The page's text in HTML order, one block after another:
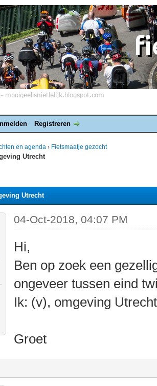
Registreren
en agenda › Fietsmaatje gezocht
Utrecht
Utrecht
04-Oct-2018, 04:07 PM
Hi,
Ben op zoek een
ongeveer tussen eind
Ik: (v), omgeving
Groet